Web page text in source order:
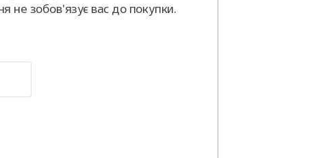
не зобов'язує вас до покупки.